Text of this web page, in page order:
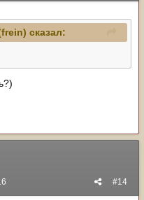
сказал:
#14